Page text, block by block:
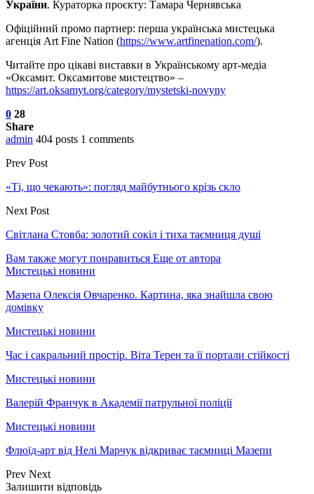
України. Кураторка проєкту: Тамара Чернявська
Офіційний промо партнер: перша українська мистецька
агенція Art Fine Nation (https://www.artfinenation.com/).
Читайте про цікаві виставки в Українському арт-медіа
«Оксамит. Оксамитове мистецтво» –
https://art.oksamyt.org/category/mystetski-novyny
0 28
Share
admin 404 posts 1 comments
Prev Post
«Ті, що чекають»: погляд майбутнього крізь скло
Next Post
Світлана Стовба: золотий сокіл і тиха таємниця душі
Вам также могут понравиться Еще от автора
Мистецькі новини
Мазепа Олексія Овчаренко. Картина, яка знайшла свою
домівку
Мистецькі новини
Час і сакральний простір. Віта Терен та її портали стійкості
Мистецькі новини
Валерій Франчук в Академії патрульної поліції
Мистецькі новини
Флюїд-арт від Нелі Марчук відкриває таємниці Мазепи
Prev Next
Залишити відповідь